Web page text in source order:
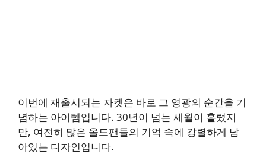
이번에 재출시되는 자켓은 바로 그 영광의 순간을 기
념하는 아이템입니다. 30년이 넘는 세월이 흘렀지
만, 여전히 많은 올드팬들의 기억 속에 강렬하게 남
아있는 디자인입니다.